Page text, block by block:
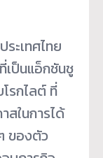
ะเทศไทย
เป็นแอ็กชันชู
รกไลต์ ที่
สในการได้
ของตัว